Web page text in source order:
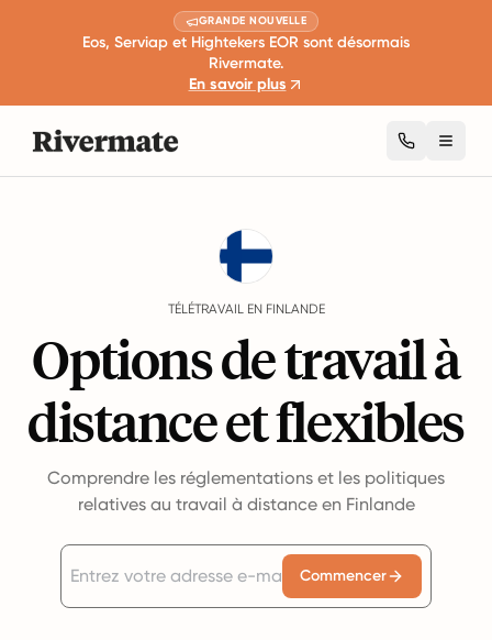
GRANDE NOUVELLE
Eos, Serviap et Hightekers EOR sont désormais
Rivermate.
En savoir plus
TÉLÉTRAVAIL EN FINLANDE
Options de travail à
distance et flexibles
Comprendre les réglementations et les politiques
relatives au travail à distance en Finlande
Commencer